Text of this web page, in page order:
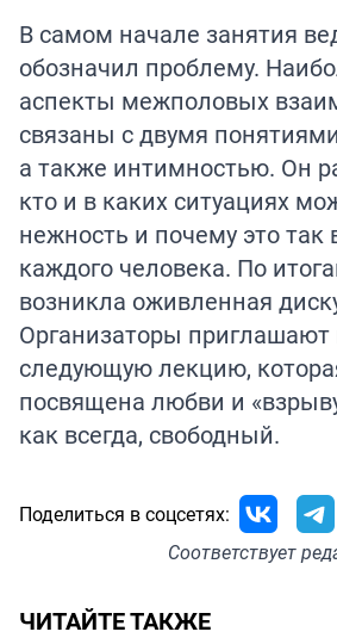
В самом начале занятия
обозначил проблему.
аспекты межполовых
связаны с двумя
а также интимностью. Он
кто и в каких ситуациях
нежность и почему это так
каждого человека. По
возникла оживленная
Организаторы приглашают
следующую лекцию,
посвящена любви и
как всегда, свободный.
Поделиться в соцсетях:
Соответствует
ЧИТАЙТЕ ТАКЖЕ